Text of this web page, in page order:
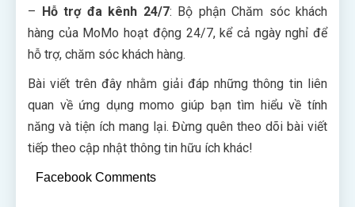
–
Hỗ trợ đa kênh 24/7: Bộ phận Chăm sóc khách
hàng của MoMo hoạt động 24/7, kể cả ngày nghỉ để
hỗ trợ, chăm sóc khách hàng.
Bài viết trên đây nhằm giải đáp những thông tin liên
quan về ứng dụng momo giúp bạn tìm hiểu về tính
năng và tiện ích mang lại. Đừng quên theo dõi bài viết
tiếp theo cập nhật thông tin hữu ích khác!
Facebook Comments